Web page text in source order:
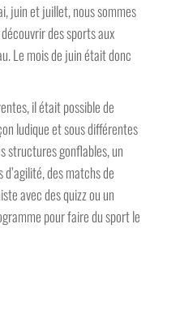
juin et juillet, nous sommes
des sports aux
Le mois de juin était donc
il était possible de
ludique et sous différentes
structures gonflables, un
des matchs de
avec des quizz ou un
pour faire du sport le